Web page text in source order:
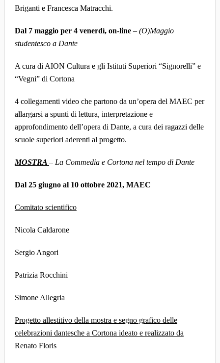
Briganti e Francesca Matracchi.
Dal 7 maggio per 4 venerdì, on-line– (O)Maggio
studentesco a Dante
A cura di AION Cultura e gli Istituti Superiori “Signorelli” e
“Vegni” di Cortona
4 collegamenti video che partono da un’opera del MAEC per
allargarsi a spunti di lettura, interpretazione e
approfondimento dell’opera di Dante, a cura dei ragazzi delle
scuole superiori aderenti al progetto.
MOSTRA – La Commedia e Cortona nel tempo di Dante
Dal 25 giugno al 10 ottobre 2021, MAEC
Comitato scientifico
Nicola Caldarone
Sergio Angori
Patrizia Rocchini
Simone Allegria
Progetto allestitivo della mostra e segno grafico delle
celebrazioni dantesche a Cortona ideato e realizzato da
Renato Floris